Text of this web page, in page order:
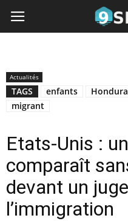
Actualités
TAGS enfants
migrant
Etats-Unis :
comparaît
devant un
l’immigration